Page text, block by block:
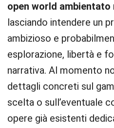
open world
lasciando intendere un
ambizioso e
esplorazione, libertà e
narrativa. Al momento
dettagli concreti sul
scelta o sull’eventuale
opere già esistenti